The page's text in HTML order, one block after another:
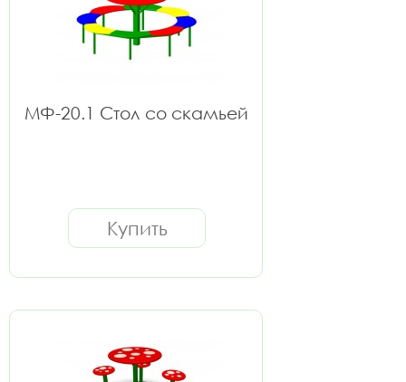
МФ-20.1 Стол со скамьей
Купить